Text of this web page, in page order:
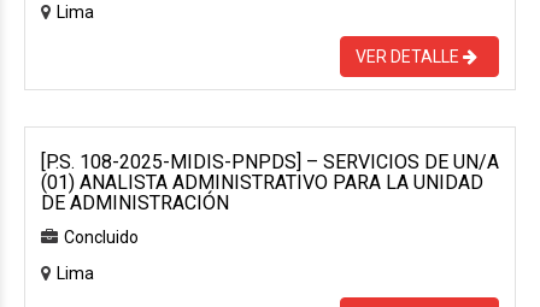
Lima
VER DETALLE
[P.S. 108-2025-MIDIS-PNPDS] – SERVICIOS DE UN/A
(01) ANALISTA ADMINISTRATIVO PARA LA UNIDAD
DE ADMINISTRACIÓN
Concluido
Lima